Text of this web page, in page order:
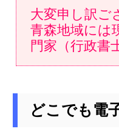
大変申し訳ご
青森地域には
門家（行政書
どこでも電